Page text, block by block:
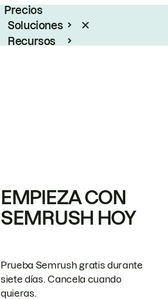
Precios
Soluciones
Recursos
EMPIEZA CON
SEMRUSH HOY
Prueba Semrush gratis durante
siete días. Cancela cuando
quieras.